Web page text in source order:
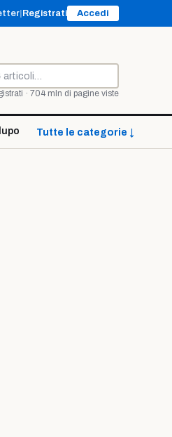
Registrati Accedi
· 704 mln di pagine viste
Tutte le categorie ↓